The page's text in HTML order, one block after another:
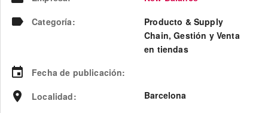
Categoría:
Producto & Supply
Chain, Gestión y Venta
en tiendas
Fecha de publicación:
Localidad: Barcelona